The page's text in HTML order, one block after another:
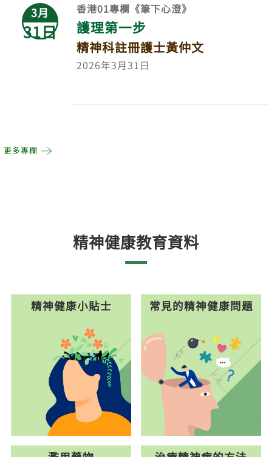
3月
31日
香港01專欄《筆下心澄》
護理第一步
精神科註冊護士黃仲文
2026年3月31日
更多專欄
精神健康教育資料
精神健康小貼士 常見的精神健康問題